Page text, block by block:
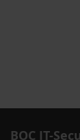
BOC IT-